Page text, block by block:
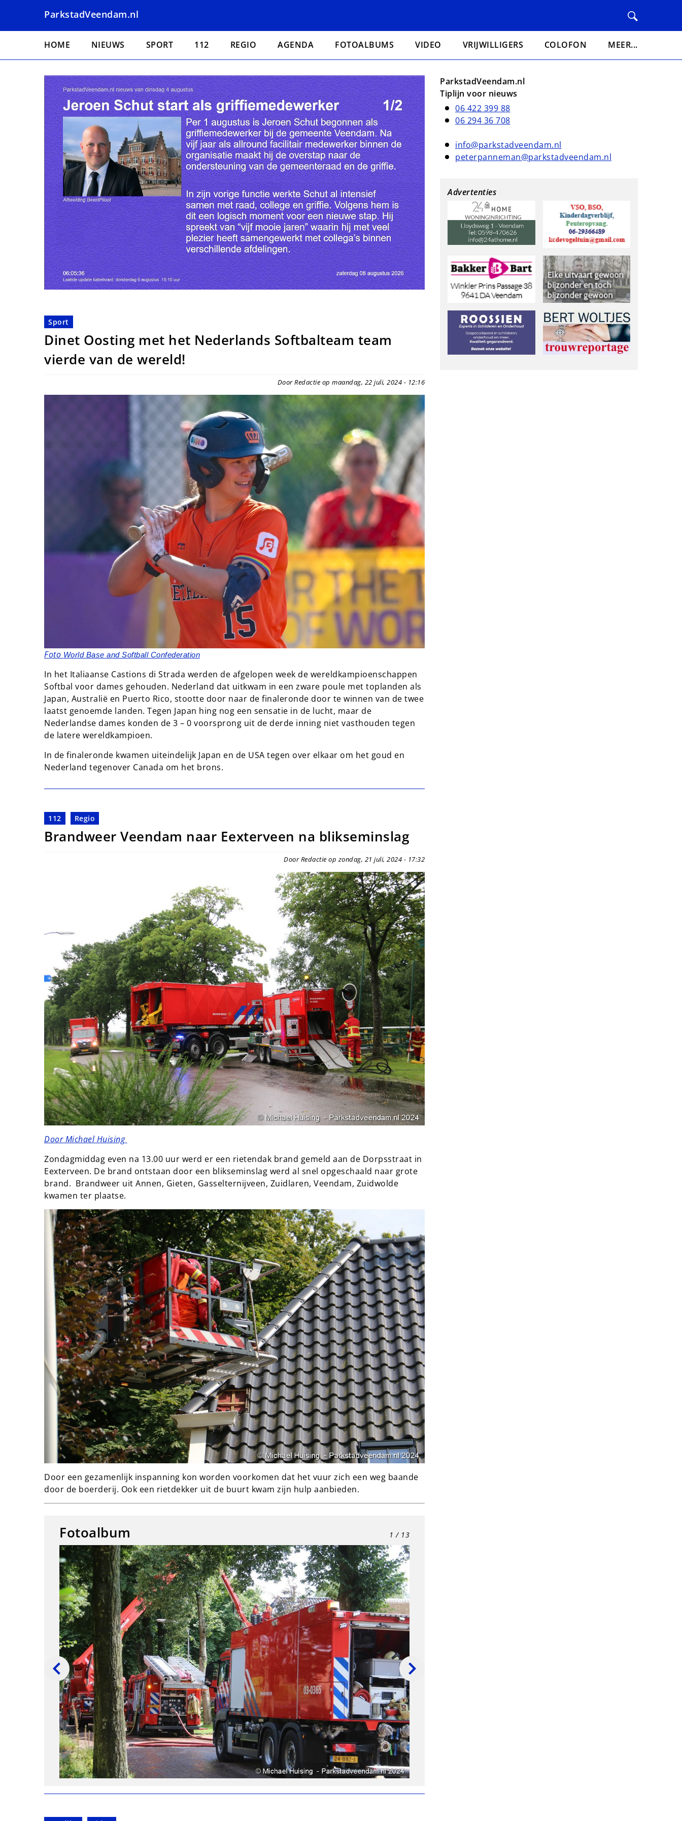
naar
ParkstadVeendam.nl
Hoofdnavigatie
HOME NIEUWS SPORT 112 REGIO AGENDA FOTOALBUMS VIDEO VRIJWILLIGERS COLOFON MEER...
Sport
Dinet Oosting met het Nederlands Softbalteam team
vierde van de wereld!
Door Redactie op maandag, 22 juli, 2024 - 12:16
Foto World Base and Softball Confederation
In het Italiaanse Castions di Strada werden de afgelopen week de wereldkampioenschappen
Softbal voor dames gehouden. Nederland dat uitkwam in een zware poule met toplanden als
Japan, Australië en Puerto Rico, stootte door naar de finaleronde door te winnen van de twee
laatst genoemde landen. Tegen Japan hing nog een sensatie in de lucht, maar de
Nederlandse dames konden de 3 – 0 voorsprong uit de derde inning niet vasthouden tegen
de latere wereldkampioen.
In de finaleronde kwamen uiteindelijk Japan en de USA tegen over elkaar om het goud en
Nederland tegenover Canada om het brons.
112 Regio
Brandweer Veendam naar Eexterveen na blikseminslag
Door Redactie op zondag, 21 juli, 2024 - 17:32
Door Michael Huising
Zondagmiddag even na 13.00 uur werd er een rietendak brand gemeld aan de Dorpsstraat in
Eexterveen. De brand ontstaan door een blikseminslag werd al snel opgeschaald naar grote
brand. Brandweer uit Annen, Gieten, Gasselternijveen, Zuidlaren, Veendam, Zuidwolde
kwamen ter plaatse.
Door een gezamenlijk inspanning kon worden voorkomen dat het vuur zich een weg baande
door de boerderij. Ook een rietdekker uit de buurt kwam zijn hulp aanbieden.
Fotoalbum 1 / 13
ParkstadVeendam.nl
Tiplijn voor nieuws
06 422 399 88
06 294 36 708
info@parkstadveendam.nl
peterpanneman@parkstadveendam.nl
Advertenties